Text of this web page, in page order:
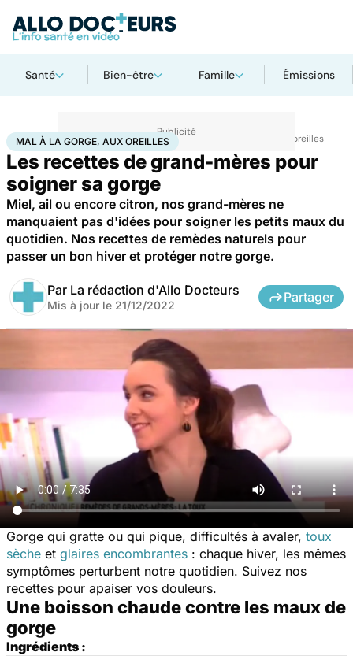
Santé Bien-être Famille Émissions
Accueil SantéMaladiesMaladies infectieuses Mal à la gorge, aux oreilles
MAL À LA GORGE, AUX OREILLES
Les recettes de grand-mères pour
soigner sa gorge
Miel, ail ou encore citron, nos grand-mères ne
manquaient pas d'idées pour soigner les petits maux du
quotidien. Nos recettes de remèdes naturels pour
passer un bon hiver et protéger notre gorge.
Par La rédaction d'Allo Docteurs
Mis à jour le 21/12/2022
Partager
Gorge qui gratte ou qui pique, difficultés à avaler, toux
sèche et glaires encombrantes : chaque hiver, les mêmes
symptômes perturbent notre quotidien. Suivez nos
recettes pour apaiser vos douleurs.
Une boisson chaude contre les maux de
gorge
Ingrédients :